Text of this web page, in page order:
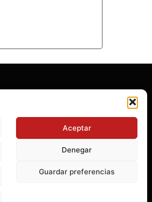
Aceptar
Denegar
Guardar preferencias
perder su esencia
mezquita en Polígono Sur
de Dos Hermanas
con una nueva serie